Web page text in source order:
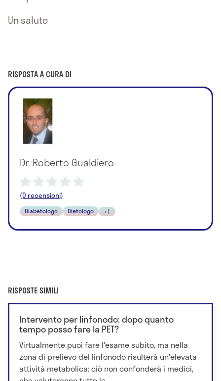
Un saluto
RISPOSTA A CURA DI
Dr. Roberto Gualdiero
(0 recensioni)
Diabetologo Dietologo +1
RISPOSTE SIMILI
Intervento per linfonodo: dopo quanto
tempo posso fare la PET?
Virtualmente puoi fare l'esame subito, ma nella
zona di prelievo del linfonodo risulterà un'elevata
attività metabolica: ciò non confonderà i medici,